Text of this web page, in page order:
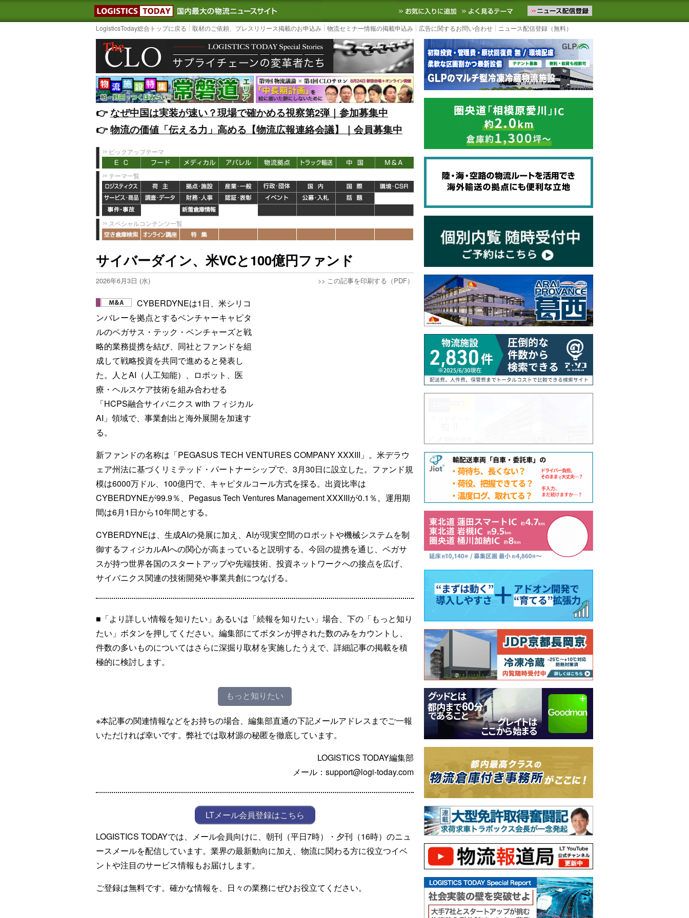
LOGISTICS TODAY｜国内最大の物流ニュースサイト3PL, SCMなど国内外の最新の物流ニュースをお届けします。物流ニュースメール配信を登録す
お気に入りに追加 よく見るテーマ
LogisticsToday総合トップに戻る 取材のご依頼、プレスリリース掲載のお申込み 物流セミナー情報の掲載申込み 広告に関するお問い合わせ ニュース配信登録（無料）
👉️なぜ中国は実装が速い？現場で確かめる視察第2弾｜参加募集中
👉️物流の価値「伝える力」高める【物流広報連絡会議】｜会員募集中
ピックアップテーマ
テーマ一覧
スペシャルコンテンツ一覧
サイバーダイン、米VCと100億円ファンド
2026年6月3日 (水) >> この記事を印刷する（PDF）
CYBERDYNEは1日、米シリコ
ンバレーを拠点とするベンチャーキャピタ
ルのペガサス・テック・ベンチャーズと戦
略的業務提携を結び、同社とファンドを組
成して戦略投資を共同で進めると発表し
た。人とAI（人工知能）、ロボット、医
療・ヘルスケア技術を組み合わせる
「HCPS融合サイバニクス with フィジカル
AI」領域で、事業創出と海外展開を加速す
る。
新ファンドの名称は「PEGASUS TECH VENTURES COMPANY XXXIII」。米デラウ
ェア州法に基づくリミテッド・パートナーシップで、3月30日に設立した。ファンド規
模は6000万ドル、100億円で、キャピタルコール方式を採る。出資比率は
CYBERDYNEが99.9％、Pegasus Tech Ventures Management XXXIIIが0.1％。運用期
間は6月1日から10年間とする。
CYBERDYNEは、生成AIの発展に加え、AIが現実空間のロボットや機械システムを制
御するフィジカルAIへの関心が高まっていると説明する。今回の提携を通じ、ペガサ
スが持つ世界各国のスタートアップや先端技術、投資ネットワークへの接点を広げ、
サイバニクス関連の技術開発や事業共創につなげる。
■「より詳しい情報を知りたい」あるいは「続報を知りたい」場合、下の「もっと知り
たい」ボタンを押してください。編集部にてボタンが押された数のみをカウントし、
件数の多いものについてはさらに深掘り取材を実施したうえで、詳細記事の掲載を積
極的に検討します。
もっと知りたい
※本記事の関連情報などをお持ちの場合、編集部直通の下記メールアドレスまでご一報
いただければ幸いです。弊社では取材源の秘匿を徹底しています。
LOGISTICS TODAY編集部
メール：support@logi-today.com
LTメール会員登録はこちら
LOGISTICS TODAYでは、メール会員向けに、朝刊（平日7時）・夕刊（16時）のニュ
ースメールを配信しています。業界の最新動向に加え、物流に関わる方に役立つイベ
ントや注目のサービス情報もお届けします。
ご登録は無料です。確かな情報を、日々の業務にぜひお役立てください。